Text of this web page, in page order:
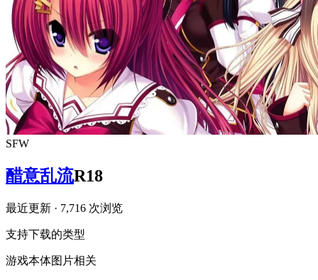
SFW
醋意乱流R18
最近更新 · 7,716 次浏览
支持下载的类型
游戏本体图片相关